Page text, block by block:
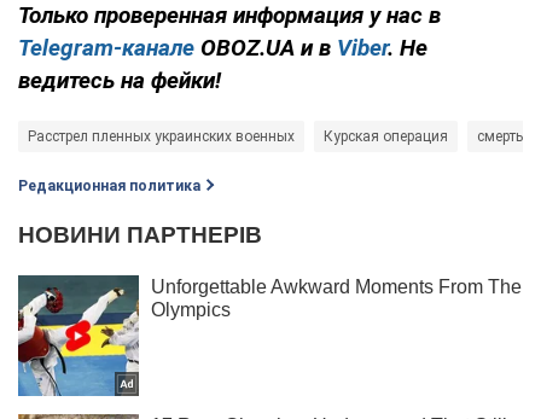
Только проверенная информация у нас в
Telegram-канале OBOZ.UA и в Viber. Не
ведитесь на фейки!
Расстрел пленных украинских военных Курская операция смерть
Редакционная политика